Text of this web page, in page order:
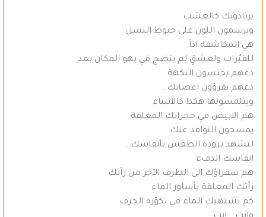
يرتادونك كالعشب
ويرسمون اللون على خيوط النسل
هي المكاشفة اذاً:
للقبُرات ولعشقٍ لم ينضج في بهو المكان بعد
دعهم يحتسون النكهة
دعهم يقرؤون اغصانك…
ويتلمسونها هكذا كالأنبياء
هم الابيض في حجراتك المغلقة
يمسحون النوافذ عنك
لتشهد برودة الطقس بأنفاسك..
انفاسك الدفء
هم سفراؤك الى الطرف الآخر من رآتك
رآتك المعلقة بأساور الماء
كم يشتهيك الماء في تكوّره الجرف